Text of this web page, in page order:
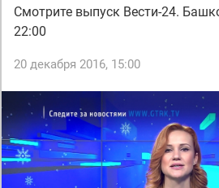
Смотрите выпуск Вести-24.
22:00
20 декабря 2016, 15:00